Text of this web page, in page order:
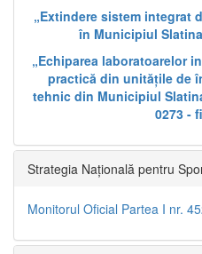
„Extindere sistem integrat
în Municipiul
„Echiparea laboratoarelor
practică din unitățile de
tehnic din Municipiul
0273 -
Strategia Națională pentru
Monitorul Oficial Partea I nr.